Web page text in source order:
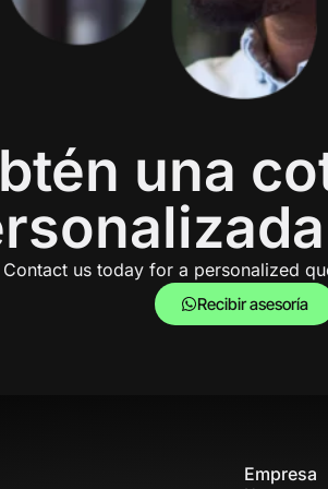
una
Contact us today for a personalized
Recibir asesoría
Empresa